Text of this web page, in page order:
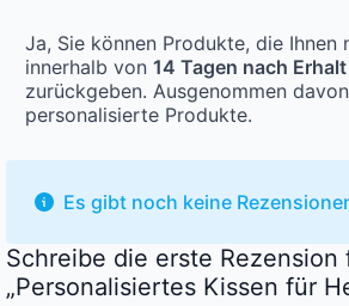
Ja, Sie können Produkte, die Ihnen
innerhalb von 14 Tagen nach
zurückgeben. Ausgenommen
personalisierte Produkte.
Es gibt noch keine
Schreibe die erste Rezension
„Personalisiertes Kissen für